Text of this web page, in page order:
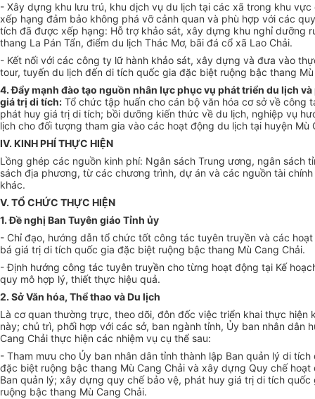
- Xây dựng khu lưu trú, khu dịch vụ du lịch tại các xã trong khu
xếp hạng đảm bảo không phá vỡ cảnh quan và phù hợp với các
tích đã được xếp hạng: Hỗ trợ khảo sát, xây dựng khu nghỉ dưỡng
thang La Pán Tẩn, điểm du lịch Thác Mơ, bãi đá cổ xã Lao Chải.
- Kết nối với các công ty lữ hành khảo sát, xây dựng và đưa vào
tour, tuyến du lịch đến di tích quốc gia đặc biệt ruộng bậc thang Mù
4. Đẩy mạnh đào tạo nguồn nhân lực phục vụ phát triển du lịch và
giá trị di tích: Tổ chức tập huấn cho cán bộ văn hóa cơ sở về công
phát huy giá trị di tích; bồi dưỡng kiến thức về du lịch, nghiệp vụ
lịch cho đối tượng tham gia vào các hoạt động du lịch tại huyện Mù
IV. KINH PHÍ THỰC HIỆN
Lồng ghép các nguồn kinh phí: Ngân sách Trung ương, ngân sách
sách địa phương, từ các chương trình, dự án và các nguồn tài
khác.
V. TỔ CHỨC THỰC HIỆN
1. Đềnghị Ban Tuyên giáo Tỉnh ủy
- Chỉ đạo, hướng dẫn tổ chức tốt công tác tuyên truyền và các
bá giá trị di tích quốc gia đặc biệt ruộng bậc thang Mù Cang Chải.
- Định hướng công tác tuyên truyền cho từng hoạt động tại Kế
quy mô hợp lý, thiết thực hiệu quả.
2. Sở Văn hóa, Thể thao và Du lịch
Là cơ quan thường trực, theo dõi, đôn đốc việc triển khai thực hiện
này; chủ trì, phối hợp với các sở, ban ngành tỉnh, Ủy ban nhân dân
Cang Chải thực hiện các nhiệm vụ cụ thể sau:
- Tham mưu cho Ủy ban nhân dân tỉnh thành lập Ban quản lý di tích
đặc biệt ruộng bậc thang Mù Cang Chải và xây dựng Quy chế hoạt
Ban quản lý; xây dựng quy chế bảo vệ, phát huy giá trị di tích quốc
ruộng bậc thang Mù Cang Chải.